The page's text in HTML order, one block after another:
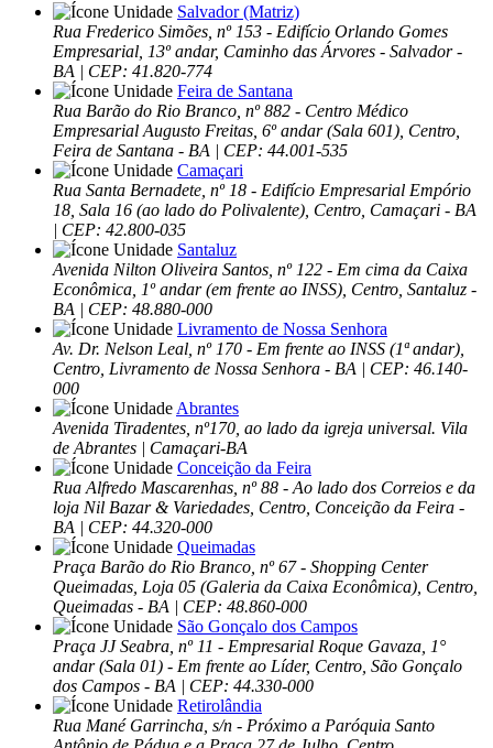
Salvador (Matriz)
Rua Frederico Simões, nº 153 - Edifício Orlando Gomes
Empresarial, 13º andar, Caminho das Árvores - Salvador -
BA | CEP: 41.820-774
Feira de Santana
Rua Barão do Rio Branco, nº 882 - Centro Médico
Empresarial Augusto Freitas, 6º andar (Sala 601), Centro,
Feira de Santana - BA | CEP: 44.001-535
Camaçari
Rua Santa Bernadete, nº 18 - Edifício Empresarial Empório
18, Sala 16 (ao lado do Polivalente), Centro, Camaçari - BA
| CEP: 42.800-035
Santaluz
Avenida Nilton Oliveira Santos, nº 122 - Em cima da Caixa
Econômica, 1º andar (em frente ao INSS), Centro, Santaluz -
BA | CEP: 48.880-000
Livramento de Nossa Senhora
Av. Dr. Nelson Leal, nº 170 - Em frente ao INSS (1ª andar),
Centro, Livramento de Nossa Senhora - BA | CEP: 46.140-
000
Abrantes
Avenida Tiradentes, nº170, ao lado da igreja universal. Vila
de Abrantes | Camaçari-BA
Conceição da Feira
Rua Alfredo Mascarenhas, nº 88 - Ao lado dos Correios e da
loja Nil Bazar & Variedades, Centro, Conceição da Feira -
BA | CEP: 44.320-000
Queimadas
Praça Barão do Rio Branco, nº 67 - Shopping Center
Queimadas, Loja 05 (Galeria da Caixa Econômica), Centro,
Queimadas - BA | CEP: 48.860-000
São Gonçalo dos Campos
Praça JJ Seabra, nº 11 - Empresarial Roque Gavaza, 1°
andar (Sala 01) - Em frente ao Líder, Centro, São Gonçalo
dos Campos - BA | CEP: 44.330-000
Retirolândia
Rua Mané Garrincha, s/n - Próximo a Paróquia Santo